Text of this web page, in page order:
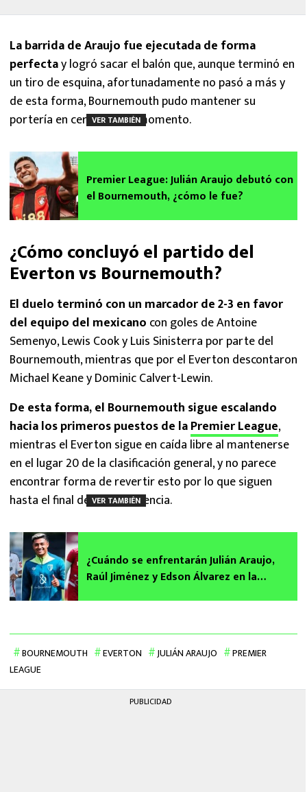
La barrida de Araujo fue ejecutada de forma
perfectay logró sacar el balón que, aunque terminó en
un tiro de esquina, afortunadamente no pasó a más y
de esta forma, Bournemouth pudo mantener su
portería en ceros en ese momento.
VER TAMBIÉN
Premier League: Julián Araujo debutó con
el Bournemouth​, ¿cómo le fue?
¿Cómo concluyó el partido del
Everton vs Bournemouth?
El duelo terminó con un marcador de 2-3 en favor
del equipo del mexicano con goles de Antoine
Semenyo, Lewis Cook y Luis Sinisterra por parte del
Bournemouth, mientras que por el Everton descontaron
Michael Keane y Dominic Calvert-Lewin.
De esta forma, el Bournemouth sigue escalando
hacia los primeros puestos de laPremier League,
mientras el Everton sigue en caída libre al mantenerse
en el lugar 20 de la clasificación general, y no parece
encontrar forma de revertir esto por lo que siguen
hasta el final de la competencia.
VER TAMBIÉN
¿Cuándo se enfrentarán Julián Araujo,
Raúl Jiménez y Edson Álvarez en la
BOURNEMOUTH EVERTON JULIÁN ARAUJO
PREMIER
LEAGUE
PUBLICIDAD